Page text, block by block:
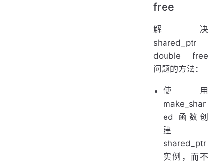
free
解决
shared_ptr
double free
问题的方法：
使用
make_shar
ed 函数创
建
shared_ptr
实例，而不